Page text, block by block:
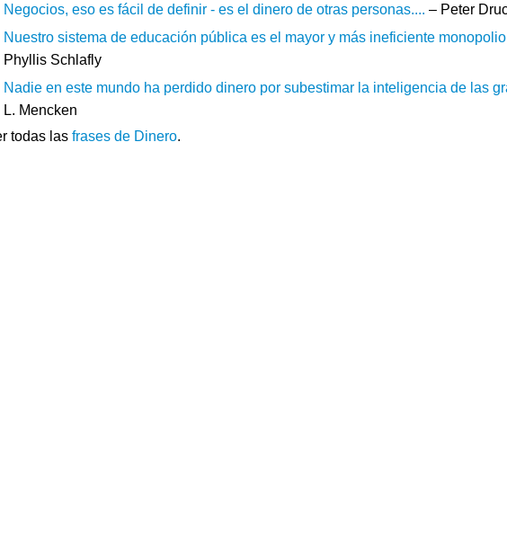
Negocios, eso es fácil de definir - es el dinero de otras personas.... – Peter
Nuestro sistema de educación pública es el mayor y más ineficiente
Phyllis Schlafly
Nadie en este mundo ha perdido dinero por subestimar la inteligencia de las
L. Mencken
todas las frases de Dinero.